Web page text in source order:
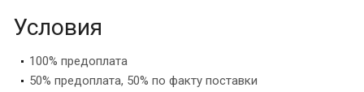
Условия
100% предоплата
50% предоплата, 50% по факту поставки